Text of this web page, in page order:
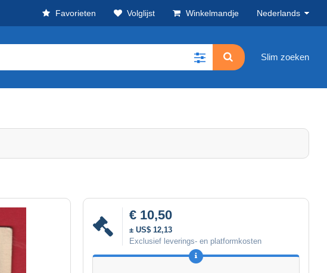
Favorieten Volglijst Winkelmandje Nederlands
Slim zoeken
€ 10,50
± US$ 12,13
Exclusief leverings- en platformkosten